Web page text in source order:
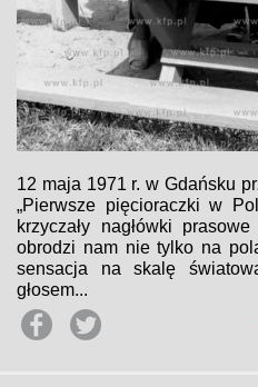
12 maja 1971 r. w Gdańsku
„Pierwsze pięcioraczki w
krzyczały nagłówki
obrodzi nam nie tylko na
sensacja na skalę
głosem...